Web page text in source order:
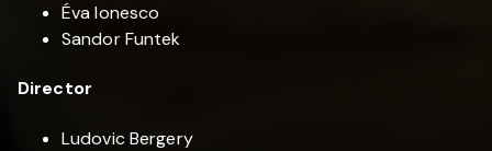
Éva Ionesco
Sandor Funtek
Director
Ludovic Bergery